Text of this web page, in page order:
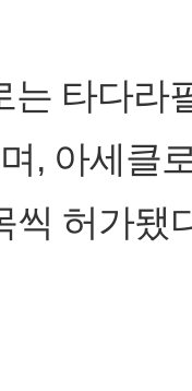
는 타다라
, 아세클
씩 허가됐